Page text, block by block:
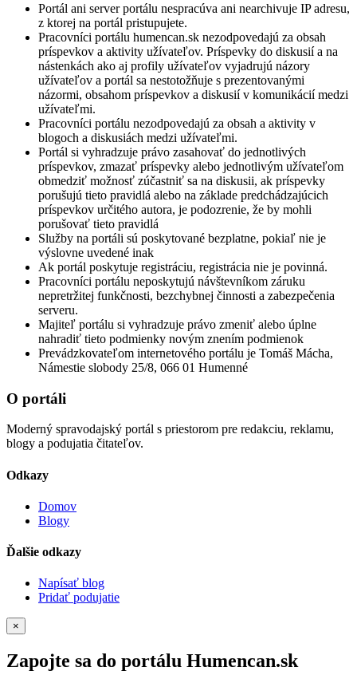
Portál ani server portálu nespracúva ani nearchivuje IP adresu,
z ktorej na portál pristupujete.
Pracovníci portálu humencan.sk nezodpovedajú za obsah
príspevkov a aktivity užívateľov. Príspevky do diskusií a na
nástenkách ako aj profily užívateľov vyjadrujú názory
užívateľov a portál sa nestotožňuje s prezentovanými
názormi, obsahom príspevkov a diskusií v komunikácií medzi
užívateľmi.
Pracovníci portálu nezodpovedajú za obsah a aktivity v
blogoch a diskusiách medzi užívateľmi.
Portál si vyhradzuje právo zasahovať do jednotlivých
príspevkov, zmazať príspevky alebo jednotlivým užívateľom
obmedziť možnosť zúčastniť sa na diskusii, ak príspevky
porušujú tieto pravidlá alebo na základe predchádzajúcich
príspevkov určitého autora, je podozrenie, že by mohli
porušovať tieto pravidlá
Služby na portáli sú poskytované bezplatne, pokiaľ nie je
výslovne uvedené inak
Ak portál poskytuje registráciu, registrácia nie je povinná.
Pracovníci portálu neposkytujú návštevníkom záruku
nepretržitej funkčnosti, bezchybnej činnosti a zabezpečenia
serveru.
Majiteľ portálu si vyhradzuje právo zmeniť alebo úplne
nahradiť tieto podmienky novým znením podmienok
Prevádzkovateľom internetového portálu je Tomáš Mácha,
Námestie slobody 25/8, 066 01 Humenné
O portáli
Moderný spravodajský portál s priestorom pre redakciu, reklamu,
blogy a podujatia čitateľov.
Odkazy
Domov
Blogy
Ďalšie odkazy
Napísať blog
Pridať podujatie
×
Zapojte sa do portálu Humencan.sk